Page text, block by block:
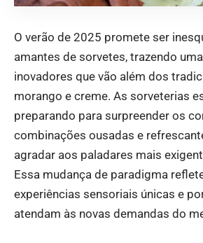
O verão de 2025 promete ser
amantes de sorvetes, trazendo
inovadores que vão além dos
morango e creme. As sorveterias
preparando para surpreender os
combinações ousadas e
agradar aos paladares mais
Essa mudança de paradigma
experiências sensoriais únicas e
atendam às novas demandas do